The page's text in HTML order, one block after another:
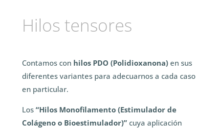
Hilos tensores
Contamos conhilos PDO (Polidioxanona)en sus
diferentes variantes para adecuarnos a cada caso
en particular.
Los “Hilos Monofilamento (Estimulador de
Colágeno o Bioestimulador)”cuya aplicación